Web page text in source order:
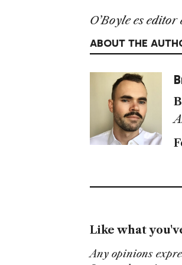
O’Boyle es
ABOUT THE
Like what
Any opinions